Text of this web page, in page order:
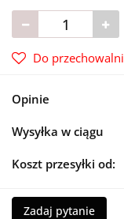
Do przechowalni
Opinie
Wysyłka w ciągu
Koszt przesyłki od:
Zadaj pytanie